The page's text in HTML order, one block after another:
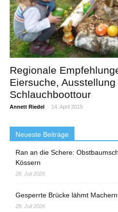
Regionale
Eiersuche, Ausstellung
Schlauchboottour
Annett Riedel - 14. April 2019
Neueste Beiträge
Ran an die Schere:
Kössern
28. Juli 2026
Gesperrte Brücke lähmt
28. Juli 2026